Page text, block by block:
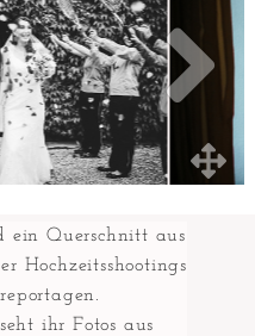
ein Querschnitt aus
Hochzeitsshootings
ihr Fotos aus